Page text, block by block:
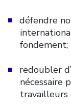
défendre
fondement;
redoubler
nécessaire
travailleurs